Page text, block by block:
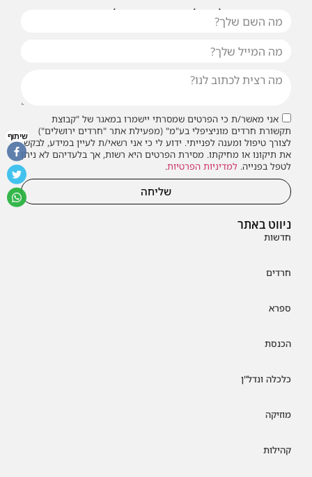
ניווט באתר
חדשות
חרדים
ספרא
הכנסת
כלכלה ונדל"ן
מוזיקה
קהילות
או שילחו אלינו פנייה ונחזור אליכם בהקדם
אני מאשר/ת כי הפרטים שמסרתי יישמרו במאגר של "קבוצת
תקשורת חרדים מוניציפלי בע"מ" (מפעילת אתר "חרדים ירושלים")
לצורך טיפול ומענה לפנייתי. ידוע לי כי אני רשאי/ת לעיין במידע, לבקש
את תיקונו או מחיקתו. מסירת הפרטים היא רשות, אך בלעדיהם לא ניתן
לטפל בפנייה. למדיניות הפרטיות.
שליחה
שיתוף